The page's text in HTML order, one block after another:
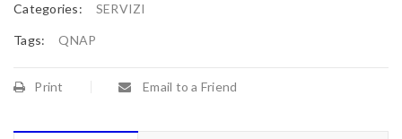
Categories: SERVIZI
Tags: QNAP
Print Email to a Friend